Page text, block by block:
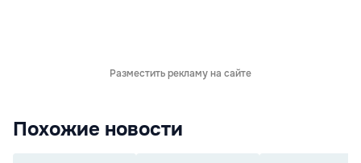
Разместить рекламу на сайте
Похожие новости